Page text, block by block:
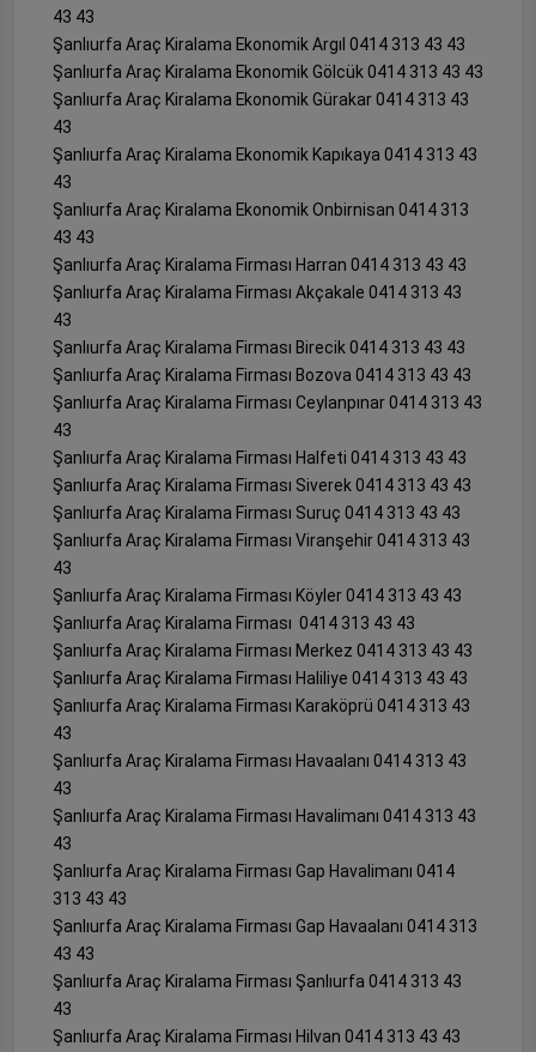
43 43
Şanlıurfa Araç Kiralama Ekonomik Argıl 0414 313 43 43
Şanlıurfa Araç Kiralama Ekonomik Gölcük 0414 313 43 43
Şanlıurfa Araç Kiralama Ekonomik Gürakar 0414 313 43
43
Şanlıurfa Araç Kiralama Ekonomik Kapıkaya 0414 313 43
43
Şanlıurfa Araç Kiralama Ekonomik Onbirnisan 0414 313
43 43
Şanlıurfa Araç Kiralama Firması Harran 0414 313 43 43
Şanlıurfa Araç Kiralama Firması Akçakale 0414 313 43
43
Şanlıurfa Araç Kiralama Firması Birecik 0414 313 43 43
Şanlıurfa Araç Kiralama Firması Bozova 0414 313 43 43
Şanlıurfa Araç Kiralama Firması Ceylanpınar 0414 313 43
43
Şanlıurfa Araç Kiralama Firması Halfeti 0414 313 43 43
Şanlıurfa Araç Kiralama Firması Siverek 0414 313 43 43
Şanlıurfa Araç Kiralama Firması Suruç 0414 313 43 43
Şanlıurfa Araç Kiralama Firması Viranşehir 0414 313 43
43
Şanlıurfa Araç Kiralama Firması Köyler 0414 313 43 43
Şanlıurfa Araç Kiralama Firması 0414 313 43 43
Şanlıurfa Araç Kiralama Firması Merkez 0414 313 43 43
Şanlıurfa Araç Kiralama Firması Haliliye 0414 313 43 43
Şanlıurfa Araç Kiralama Firması Karaköprü 0414 313 43
43
Şanlıurfa Araç Kiralama Firması Havaalanı 0414 313 43
43
Şanlıurfa Araç Kiralama Firması Havalimanı 0414 313 43
43
Şanlıurfa Araç Kiralama Firması Gap Havalimanı 0414
313 43 43
Şanlıurfa Araç Kiralama Firması Gap Havaalanı 0414 313
43 43
Şanlıurfa Araç Kiralama Firması Şanlıurfa 0414 313 43
43
Şanlıurfa Araç Kiralama Firması Hilvan 0414 313 43 43